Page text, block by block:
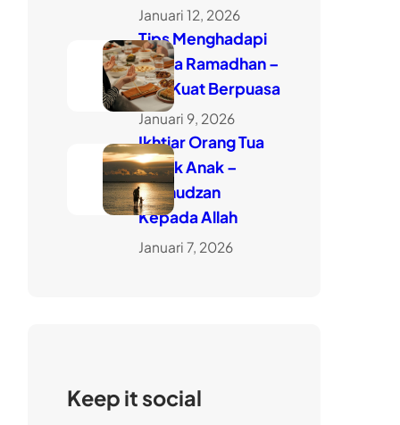
Januari 12, 2026
Tips Menghadapi
Puasa Ramadhan –
Kiat Kuat Berpuasa
Januari 9, 2026
Ikhtiar Orang Tua
Untuk Anak –
Husnudzan
Kepada Allah
Januari 7, 2026
Keep it social